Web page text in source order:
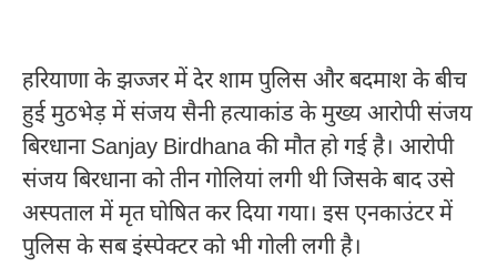
हरियाणा के झज्जर में देर शाम पुलिस और बदमाश के बीच
हुई मुठभेड़ में संजय सैनी हत्याकांड के मुख्य आरोपी संजय
बिरधाना Sanjay Birdhana की मौत हो गई है। आरोपी
संजय बिरधाना को तीन गोलियां लगी थी जिसके बाद उसे
अस्पताल में मृत घोषित कर दिया गया। इस एनकाउंटर में
पुलिस के सब इंस्पेक्टर को भी गोली लगी है।